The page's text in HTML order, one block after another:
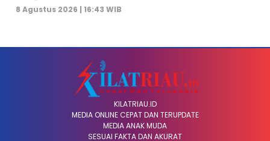
8 Agustus 2026 | 16:43 WIB
KILATRIAU.ID
MEDIA ONLINE CEPAT DAN TERUPDATE
MEDIA ANAK MUDA
SESUAI FAKTA DAN AKURAT